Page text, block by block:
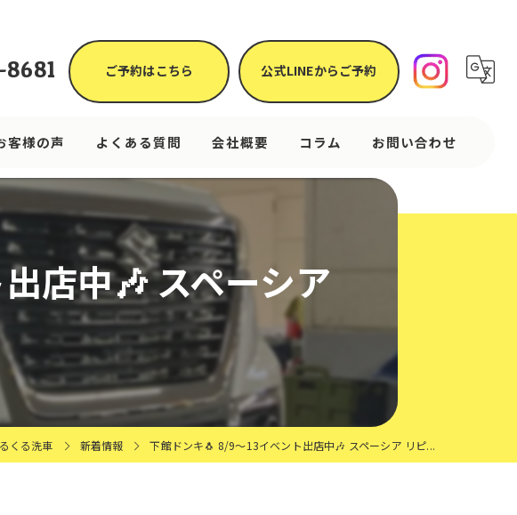
ご予約はこちら 公式LINEからご予約
客様の声 よくある質問 会社概要 コラム お問い合わせ
店中🎶 スペーシア
くる洗車 新着情報 下館ドンキ🐧 8/9〜13イベント出店中🎶 スペーシア リピ...